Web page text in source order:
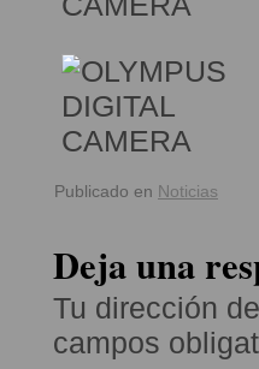
Publicado en Noticias
Deja una
Tu dirección
campos